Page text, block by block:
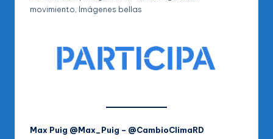
Max Puig @Max_Puig – @CambioClimaRD